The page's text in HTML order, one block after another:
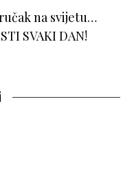
na svijetu…
SVAKI DAN!